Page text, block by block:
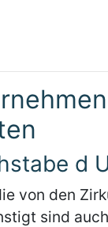
d
von den
sind